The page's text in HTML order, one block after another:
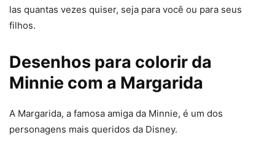
las quantas vezes quiser, seja para você ou para seus
filhos.
Desenhos para colorir da
Minnie com a Margarida
A Margarida, a famosa amiga da Minnie, é um dos
personagens mais queridos da Disney.